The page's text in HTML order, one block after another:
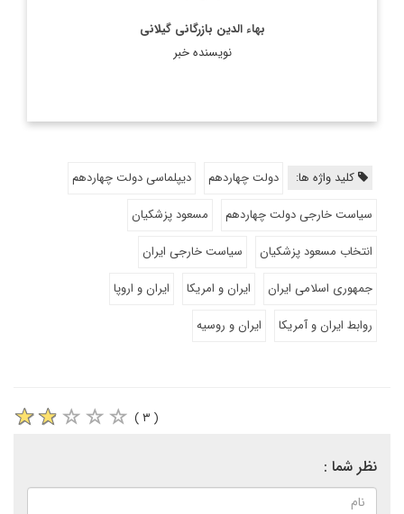
بهاء الدین بازرگانی گیلانی
نویسنده خبر
کلید واژه ها: دولت چهاردهم
دیپلماسی دولت چهاردهم
سیاست خارجی دولت چهاردهم
مسعود پزشکیان
انتخاب مسعود پزشکیان
سیاست خارجی ایران
جمهوری اسلامی ایران
ایران و امریکا
ایران و اروپا
روابط ایران و آمریکا
ایران و روسیه
( ۳ )
نظر شما :